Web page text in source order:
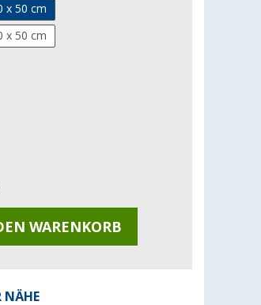
x 50 cm
x 50 cm
WARENKORB
NÄHE